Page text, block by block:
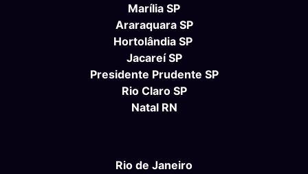
Marília SP
Araraquara SP
Hortolândia SP
Jacareí SP
Presidente Prudente SP
Rio Claro SP
Natal RN
Rio de Janeiro